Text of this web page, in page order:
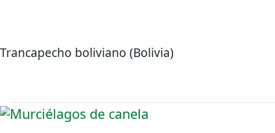
Trancapecho boliviano (Bolivia)